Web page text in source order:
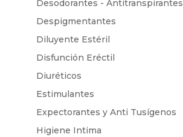
Desodorantes - Antitranspirantes
Despigmentantes
Diluyente Estéril
Disfunción Eréctil
Diuréticos
Estimulantes
Expectorantes y Anti Tusígenos
Higiene Intima